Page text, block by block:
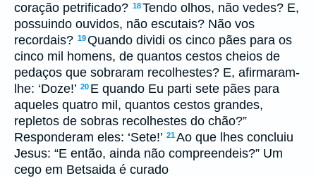
coração petrificado? 18Tendo olhos, não vedes? E,
possuindo ouvidos, não escutais? Não vos
recordais? 19Quando dividi os cinco pães para os
cinco mil homens, de quantos cestos cheios de
pedaços que sobraram recolhestes? E, afirmaram-
lhe: ‘Doze!’ 20 E quando Eu parti sete pães para
aqueles quatro mil, quantos cestos grandes,
repletos de sobras recolhestes do chão?”
Responderam eles: ‘Sete!’ 21Ao que lhes concluiu
Jesus: “E então, ainda não compreendeis?” Um
cego em Betsaida é curado